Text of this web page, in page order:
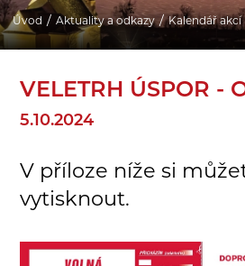
Úvod Aktuality a odkazy Kalendář akcí
VELETRH ÚSPOR -
5.10.2024
V příloze níže si
vytisknout.